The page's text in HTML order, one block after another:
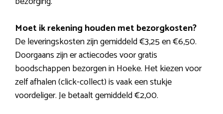
Moet ik rekening houden met bezorgkosten?
De leveringskosten zijn gemiddeld €3,25 en €6,50.
Doorgaans zijn er actiecodes voor gratis
boodschappen bezorgen in Hoeke. Het kiezen voor
zelf afhalen (click-collect) is vaak een stukje
voordeliger. Je betaalt gemiddeld €2,00.